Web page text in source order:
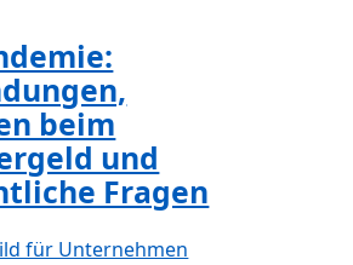
beim
und
Fragen
für Unternehmen